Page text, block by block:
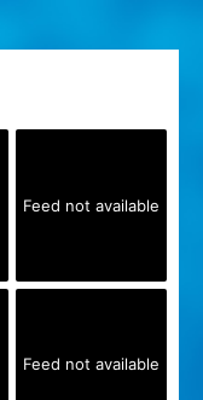
Feed not available
Feed not available